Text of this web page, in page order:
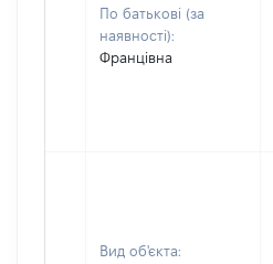
По батькові (за
наявності):
Францівна
Вид об'єкта: